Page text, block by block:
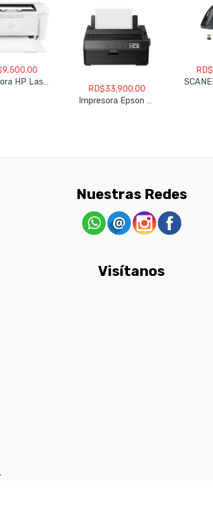
9,500.00
RD$33,900.00
Impresora Epson FX-890II Mod. C11CF37201 Nuevo
RD$
Nuestras Redes
Visítanos